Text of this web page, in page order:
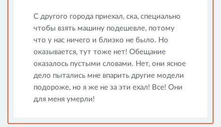
С другого города приехал, ска, специально
чтобы взять машину подешевле, потому
что у нас ничего и близко не было. Но
оказывается, тут тоже нет! Обещание
оказалось пустыми словами. Нет, они ясное
дело пытались мне впарить другие модели
подороже, но я же не за эти ехал! Все! Они
для меня умерли!